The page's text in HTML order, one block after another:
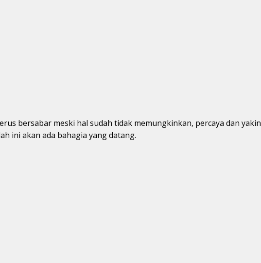
bersabar meski hal sudah tidak memungkinkan, percaya dan yakin
ini akan ada bahagia yang datang.